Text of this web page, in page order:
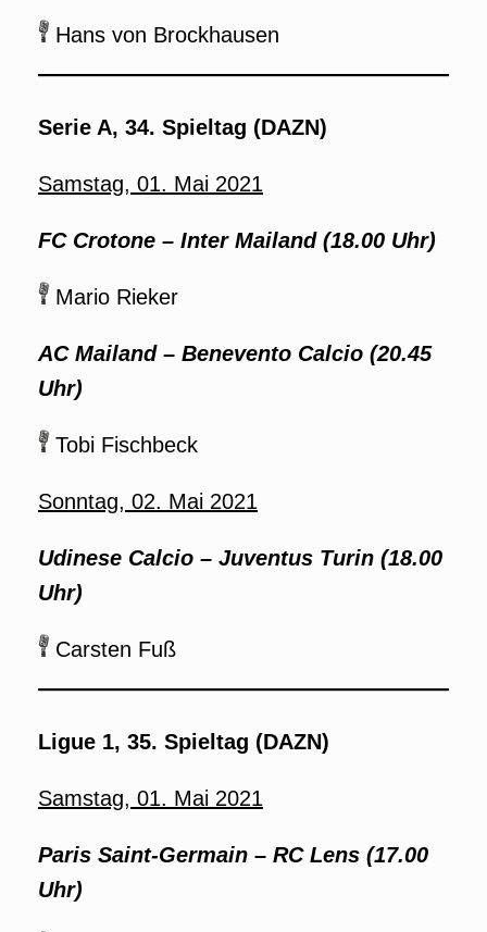
Hans von Brockhausen
Serie A, 34. Spieltag (DAZN)
Samstag, 01. Mai 2021
FC Crotone – Inter Mailand (18.00 Uhr)
Mario Rieker
AC Mailand – Benevento Calcio (20.45
Uhr)
Tobi Fischbeck
Sonntag, 02. Mai 2021
Udinese Calcio – Juventus Turin (18.00
Uhr)
Carsten Fuß
Ligue 1, 35. Spieltag (DAZN)
Samstag, 01. Mai 2021
Paris Saint-Germain – RC Lens (17.00
Uhr)